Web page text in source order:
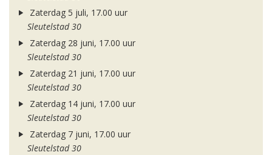
Zaterdag 5 juli, 17.00 uur
Sleutelstad 30
Zaterdag 28 juni, 17.00 uur
Sleutelstad 30
Zaterdag 21 juni, 17.00 uur
Sleutelstad 30
Zaterdag 14 juni, 17.00 uur
Sleutelstad 30
Zaterdag 7 juni, 17.00 uur
Sleutelstad 30